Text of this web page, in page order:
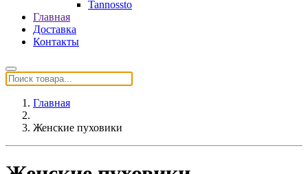
Tannossto
Главная
Доставка
Контакты
Главная
Женские пуховики